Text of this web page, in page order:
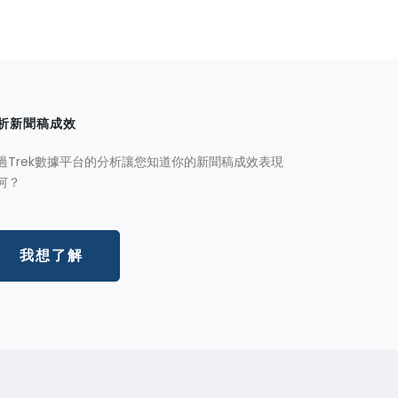
新聞稿成效
Trek數據平台的分析讓您知道你的新聞稿成效表現
？
我想了解